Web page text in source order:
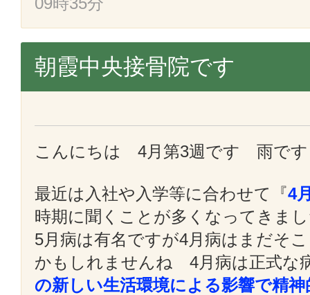
朝霞中央接骨院です
こんにちは 4月第3週です 雨です
最近は入社や入学等に合わせて『4
時期に聞くことが多くなってきま
5月病は有名ですが4月病はまだそ
かもしれませんね 4月病は正式な
の新しい生活環境による影響で精